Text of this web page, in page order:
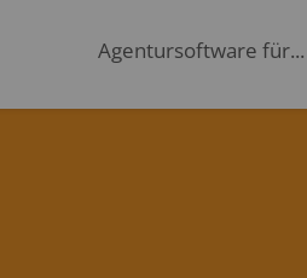
Agentursoftware für...